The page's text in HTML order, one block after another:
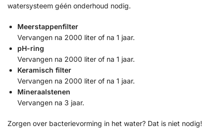
watersysteem géén onderhoud nodig.
Meerstappenfilter
Vervangen na 2000 liter of na 1 jaar.
pH-ring
Vervangen na 2000 liter of na 1 jaar.
Keramisch filter
Vervangen na 2000 liter of na 1 jaar.
Mineraalstenen
Vervangen na 3 jaar.
Zorgen over bacterievorming in het water? Dat is niet nodig!